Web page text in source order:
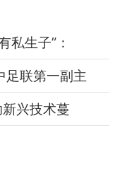
私生子”：
足联第一副主
兴技术蔓